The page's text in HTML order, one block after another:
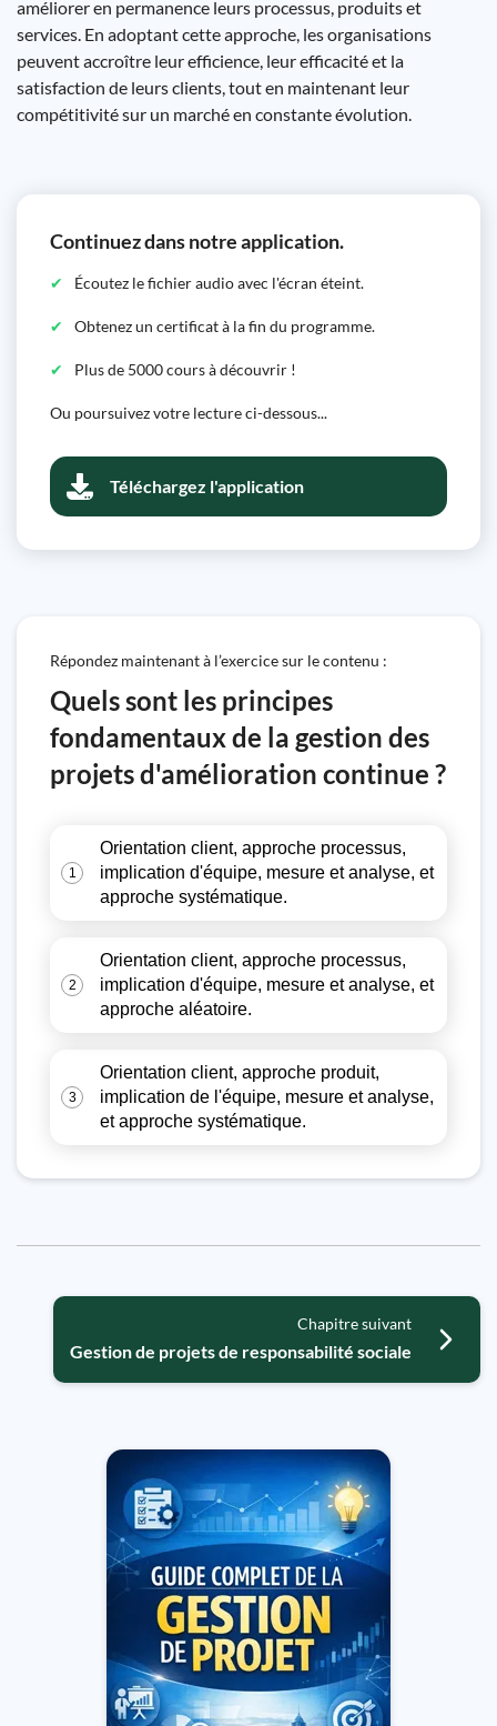
améliorer en permanence leurs processus, produits et
services. En adoptant cette approche, les organisations
peuvent accroître leur efficience, leur efficacité et la
satisfaction de leurs clients, tout en maintenant leur
compétitivité sur un marché en constante évolution.
Continuez dans notre application.
Écoutez le fichier audio avec l'écran éteint.
Obtenez un certificat à la fin du programme.
Plus de 5000 cours à découvrir !
Ou poursuivez votre lecture ci-dessous...
Téléchargez l'application
Répondez maintenant à l’exercice sur le contenu :
Quels sont les principes
fondamentaux de la gestion des
projets d'amélioration continue ?
1
Orientation client, approche processus,
implication d'équipe, mesure et analyse, et
approche systématique.
2
Orientation client, approche processus,
implication d'équipe, mesure et analyse, et
approche aléatoire.
3
Orientation client, approche produit,
implication de l'équipe, mesure et analyse,
et approche systématique.
Chapitre suivant
Gestion de projets de responsabilité sociale